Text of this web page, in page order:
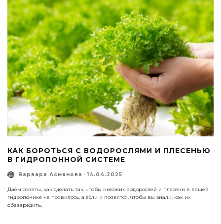
КАК БОРОТЬСЯ С ВОДОРОСЛЯМИ И ПЛЕСЕНЬЮ
В ГИДРОПОННОЙ СИСТЕМЕ
Варвара Асманова · 14.04.2025
Даём советы, как сделать так, чтобы никаких водорослей и плесени в вашей
гидропонике не появилось, а если и появятся, чтобы вы знали, как их
обезвредить.